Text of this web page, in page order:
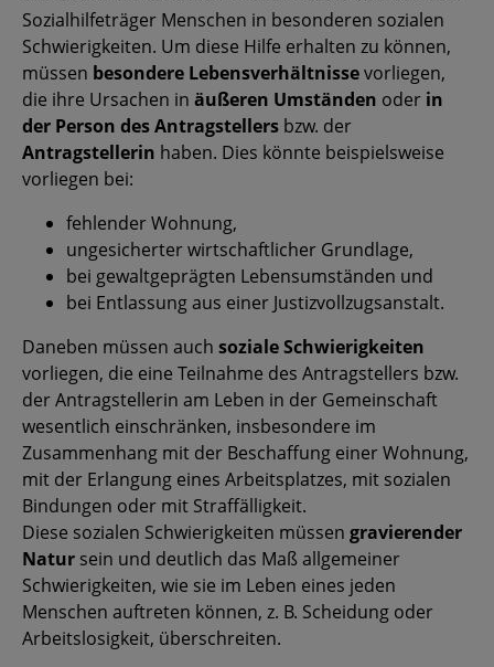
Sozialhilfeträger Menschen in besonderen sozialen
Schwierigkeiten. Um diese Hilfe erhalten zu können,
müssen besondere Lebensverhältnissevorliegen,
die ihre Ursachen in äußeren Umständen oder in
der Person des Antragstellers bzw. der
Antragstellerin haben. Dies könnte beispielsweise
vorliegen bei:
fehlender Wohnung,
ungesicherter wirtschaftlicher Grundlage,
bei gewaltgeprägten Lebensumständen und
bei Entlassung aus einer Justizvollzugsanstalt.
Daneben müssen auch soziale Schwierigkeiten
vorliegen, die eine Teilnahme des Antragstellers bzw.
der Antragstellerin am Leben in der Gemeinschaft
wesentlich einschränken, insbesondere im
Zusammenhang mit der Beschaffung einer Wohnung,
mit der Erlangung eines Arbeitsplatzes, mit sozialen
Bindungen oder mit Straffälligkeit.
Diese sozialen Schwierigkeiten müssen gravierender
Natur sein und deutlich das Maß allgemeiner
Schwierigkeiten, wie sie im Leben eines jeden
Menschen auftreten können, z. B. Scheidung oder
Arbeitslosigkeit, überschreiten.